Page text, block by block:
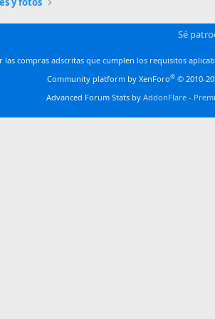
Sé
compras adscritas que cumplen los requisitos
Community platform by XenForo® © 2010-
Advanced Forum Stats by AddonFlare -